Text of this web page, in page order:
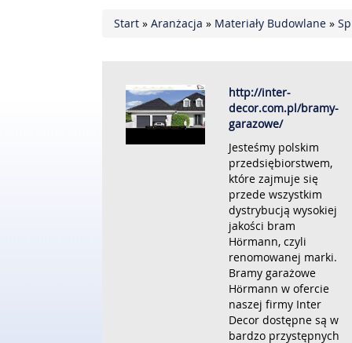
Start » Aranżacja » Materiały Budowlane »
http://inter-
decor.com.pl/bramy-
garazowe/
Jesteśmy polskim
przedsiębiorstwem,
które zajmuje się
przede wszystkim
dystrybucją wysokiej
jakości bram
Hӧrmann, czyli
renomowanej marki.
Bramy garażowe
Hörmann w ofercie
naszej firmy Inter
Decor dostępne są w
bardzo przystępnych